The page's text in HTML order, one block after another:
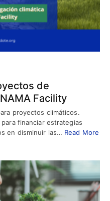
de
Facility
proyectos climáticos.
financiar estrategias
en disminuir las… Read More